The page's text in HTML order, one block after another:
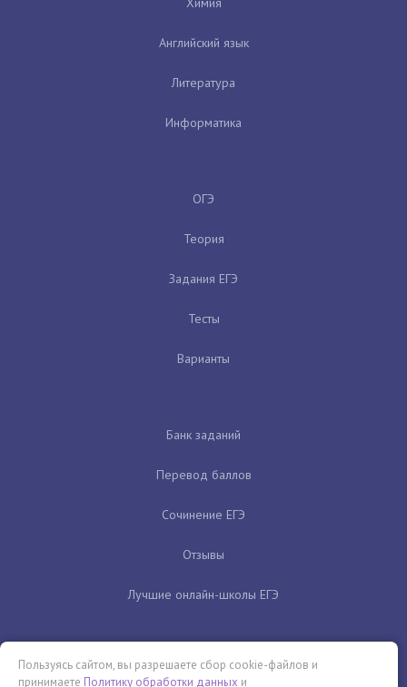
Английский язык
Литература
Информатика
ОГЭ
Теория
Задания ЕГЭ
Тесты
Варианты
Банк заданий
Перевод баллов
Сочинение ЕГЭ
Отзывы
Лучшие онлайн-школы ЕГЭ
Пользуясь сайтом, вы разрешаете сбор cookie-файлов и
принимаете Политику обработки данных и